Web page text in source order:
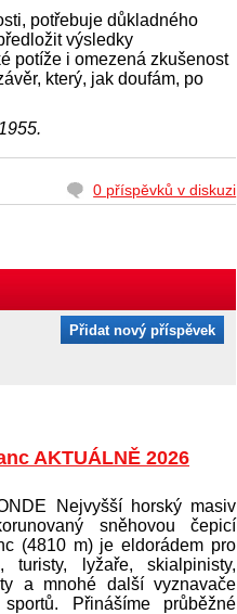
potřebuje důkladného
výsledky
potíže i omezená zkušenost
který, jak doufám, po
0 příspěvků v diskuzi
Přidat nový příspěvek
AKTUÁLNĚ 2026
Nejvyšší horský masiv
sněhovou čepicí
(4810 m) je eldorádem pro
turisty, lyžaře, skialpinisty,
a mnohé další vyznavače
sportů. Přinášíme průběžné